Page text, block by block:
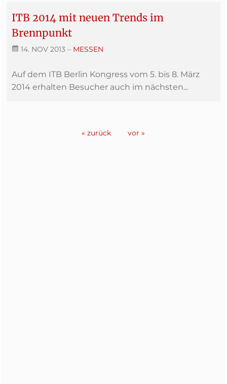
ITB 2014 mit neuen Trends im
Brennpunkt
14. NOV 2013 – MESSEN
Auf dem ITB Berlin Kongress vom 5. bis 8. März
2014 erhalten Besucher auch im nächsten...
« zurück vor »